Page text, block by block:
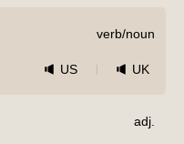
verb/noun
US UK
adj.